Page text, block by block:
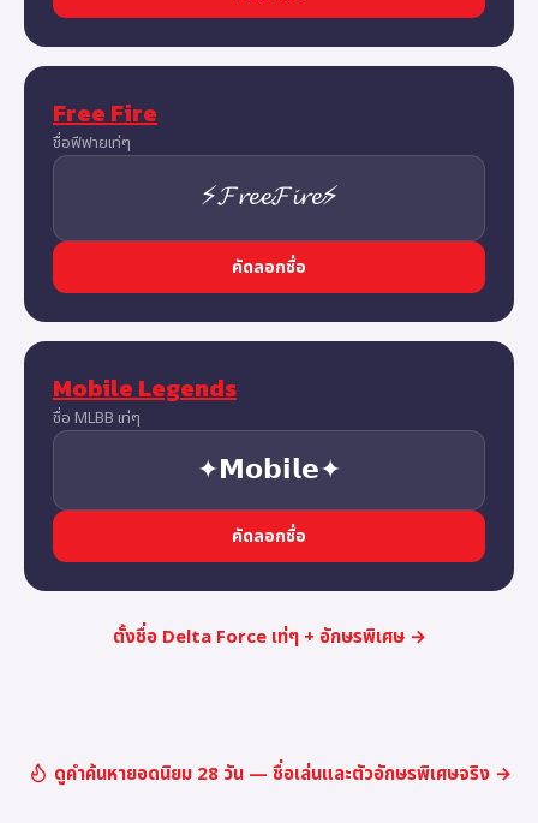
Free Fire
ชื่อฟีฟายเท่ๆ
⚡𝓕𝓻𝓮𝓮𝓕𝓲𝓻𝓮⚡
คัดลอกชื่อ
Mobile Legends
ชื่อ MLBB เท่ๆ
✦𝗠𝗼𝗯𝗶𝗹𝗲✦
คัดลอกชื่อ
ตั้งชื่อ Delta Force เท่ๆ + อักษรพิเศษ →
ดูคำค้นหายอดนิยม 28 วัน — ชื่อเล่นและตัวอักษรพิเศษจริง →